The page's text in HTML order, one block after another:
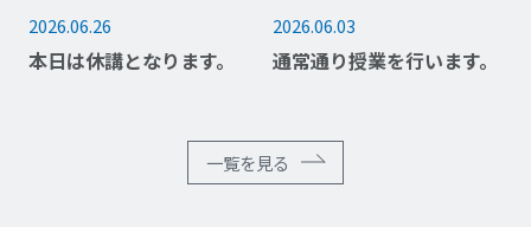
2026.06.26
本日は休講となります。
2026.06.03
通常通り授業を行います。
一覧を見る